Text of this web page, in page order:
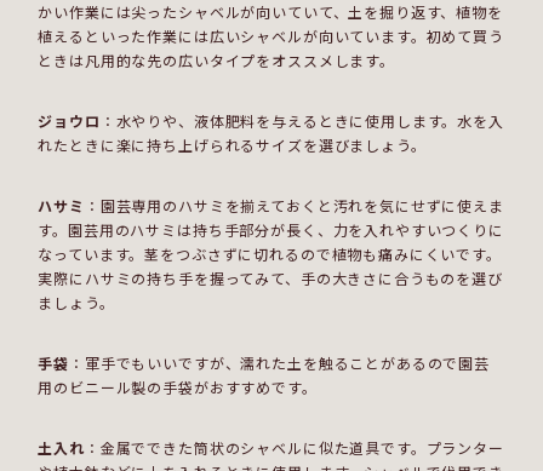
かい作業には尖ったシャベルが向いていて、土を掘り返す、植物を
植えるといった作業には広いシャベルが向いています。初めて買う
ときは凡用的な先の広いタイプをオススメします。
ジョウロ ：水やりや、液体肥料を与えるときに使用します。水を入
れたときに楽に持ち上げられるサイズを選びましょう。
ハサミ ：園芸専用のハサミを揃えておくと汚れを気にせずに使えま
す。園芸用のハサミは持ち手部分が長く、力を入れやすいつくりに
なっています。茎をつぶさずに切れるので植物も痛みにくいです。
実際にハサミの持ち手を握ってみて、手の大きさに合うものを選び
ましょう。
手袋 ：軍手でもいいですが、濡れた土を触ることがあるので園芸
用のビニール製の手袋がおすすめです。
土入れ：金属でできた筒状のシャベルに似た道具です。プランター